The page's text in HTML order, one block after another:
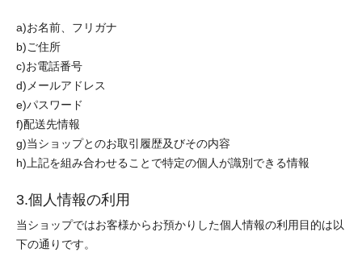
a)お名前、フリガナ
b)ご住所
c)お電話番号
d)メールアドレス
e)パスワード
f)配送先情報
g)当ショップとのお取引履歴及びその内容
h)上記を組み合わせることで特定の個人が識別できる情報
3.個人情報の利用
当ショップではお客様からお預かりした個人情報の利用目的は以
下の通りです。